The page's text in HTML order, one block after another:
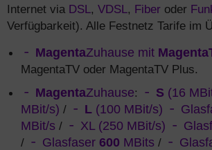
Internet via DSL, VDSL, Fiber oder
Verfügbarkeit). Alle Festnetz Tarife im
MagentaZuhause mit
MagentaTV oder MagentaTV Plus.
MagentaZuhause: S (16
MBit/s) / L (100 MBit/s)
MBit/s / XL (250 MBit/s)
/
Glasfaser 600 MBits /